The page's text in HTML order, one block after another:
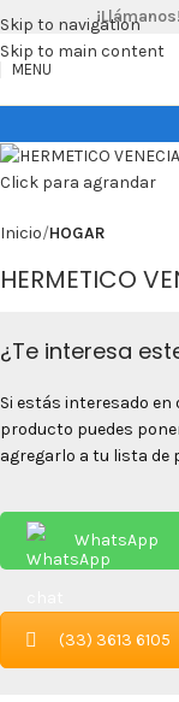
Skip to navigation
Skip to main content
¡Llámanos!
MENU
Click para agrandar
Inicio HOGAR
HERMETICO
¿Te interesa
Si estás interesado
producto puedes
agregarlo a tu lista de
WhatsApp
(33) 3613 6105